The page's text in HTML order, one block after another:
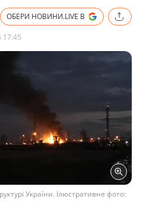
ОБЕРИ НОВИНИ.LIVE В
17:45
України. Ілюстративне фото: